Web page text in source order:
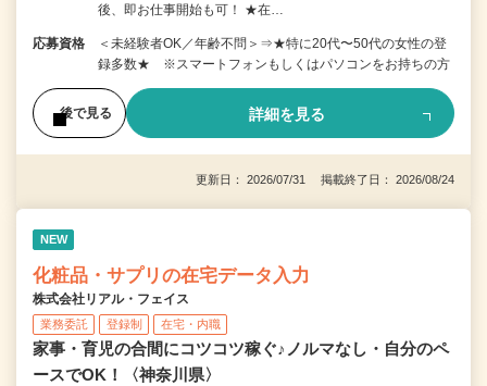
後、即お仕事開始も可！ ★在…
応募資格
＜未経験者OK／年齢不問＞⇒★特に20代〜50代の女性の登
録多数★ ※スマートフォンもしくはパソコンをお持ちの方
後で見る 詳細を見る
更新日： 2026/07/31 掲載終了日： 2026/08/24
NEW
化粧品・サプリの在宅データ入力
株式会社リアル・フェイス
業務委託 登録制 在宅・内職
家事・育児の合間にコツコツ稼ぐ♪ノルマなし・自分のペ
ースでOK！〈神奈川県〉